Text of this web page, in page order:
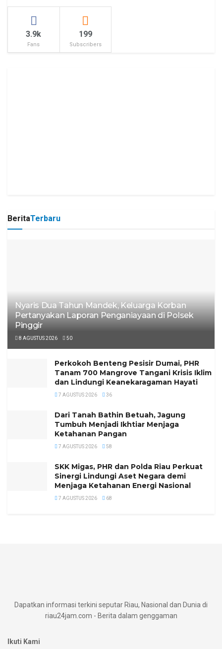
3.9k
Fans
199
Subscribers
BeritaTerbaru
Nyaris Dua Tahun Mandek, Keluarga Korban
Pertanyakan Laporan Penganiayaan di Polsek
Pinggir
8 AGUSTUS 2026 50
Perkokoh Benteng Pesisir Dumai, PHR
Tanam 700 Mangrove Tangani Krisis Iklim
dan Lindungi Keanekaragaman Hayati
7 AGUSTUS 2026 36
Dari Tanah Bathin Betuah, Jagung
Tumbuh Menjadi Ikhtiar Menjaga
Ketahanan Pangan
7 AGUSTUS 2026 58
SKK Migas, PHR dan Polda Riau Perkuat
Sinergi Lindungi Aset Negara demi
Menjaga Ketahanan Energi Nasional
7 AGUSTUS 2026 68
Dapatkan informasi terkini seputar Riau, Nasional dan Dunia di
riau24jam.com - Berita dalam genggaman
Ikuti Kami